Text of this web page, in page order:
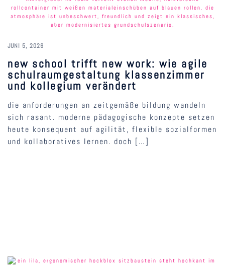
JUNI 5, 2026
new school trifft new work: wie agile
schulraumgestaltung klassenzimmer
und kollegium verändert
die anforderungen an zeitgemäße bildung wandeln
sich rasant. moderne pädagogische konzepte setzen
heute konsequent auf agilität, flexible sozialformen
und kollaboratives lernen. doch […]